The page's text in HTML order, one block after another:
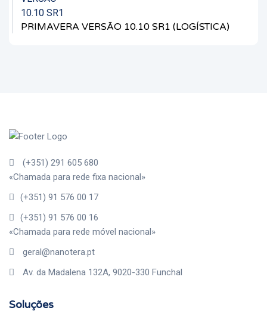
PRIMAVERA VERSÃO 10.10 SR1 (LOGÍSTICA)
(+351) 291 605 680
«Chamada para rede fixa nacional»
(+351) 91 576 00 17
(+351) 91 576 00 16
«Chamada para rede móvel nacional»
geral@nanotera.pt
Av. da Madalena 132A, 9020-330 Funchal
Soluções